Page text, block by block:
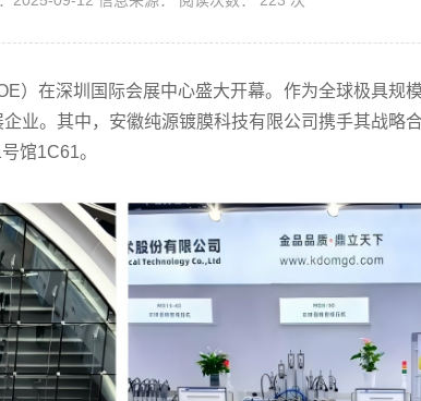
）在深圳国际会展中心盛大开幕。作为全球极具规
业。其中，安徽纯源镀膜科技有限公司携手其战略
馆1C61。